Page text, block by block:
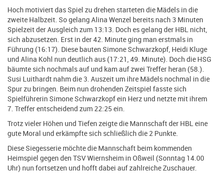
Hoch motiviert das Spiel zu drehen starteten die Mädels in die
zweite Halbzeit. So gelang Alina Wenzel bereits nach 3 Minuten
Spielzeit der Ausgleich zum 13:13. Doch es gelang der HBL nicht,
sich abzusetzen. Erst in der 42. Minute ging man erstmals in
Führung (16:17). Diese bauten Simone Schwarzkopf, Heidi Kluge
und Alina Kohl nun deutlich aus (17:21, 49. Minute). Doch die HSG
bäumte sich nochmals auf und kam auf zwei Treffer heran (58.).
Susi Luithardt nahm die 3. Auszeit um ihre Mädels nochmal in die
Spur zu bringen. Beim nun drohenden Zeitspiel fasste sich
Spielführerin Simone Schwarzkopf ein Herz und netzte mit ihrem
7. Treffer entscheidend zum 22:25 ein.
Trotz vieler Höhen und Tiefen zeigte die Mannschaft der HBL eine
gute Moral und erkämpfte sich schließlich die 2 Punkte.
Diese Siegesserie möchte die Mannschaft beim kommenden
Heimspiel gegen den TSV Wiernsheim in Oßweil (Sonntag 14.00
Uhr) nun fortsetzen und hofft dabei auf zahlreiche Zuschauer.